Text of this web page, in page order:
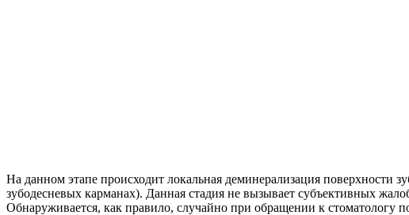
На данном этапе происходит локальная деминерализация поверхности
зубодесневых карманах). Данная стадия не вызывает субъективных
Обнаруживается, как правило, случайно при обращении к стоматологу